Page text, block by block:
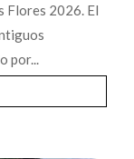
Flores 2026. El
por...